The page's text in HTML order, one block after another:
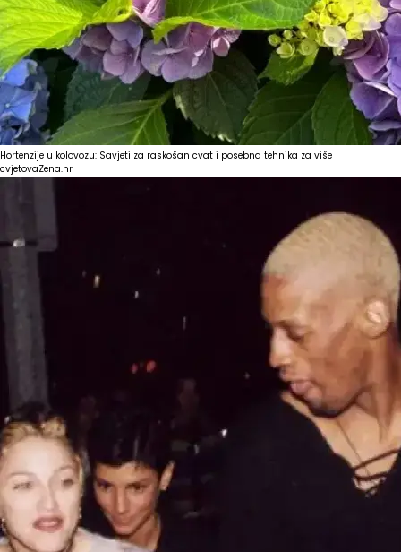
Hortenzije u kolovozu: Savjeti za raskošan cvat i posebna tehnika za više
cvjetovaZena.hr